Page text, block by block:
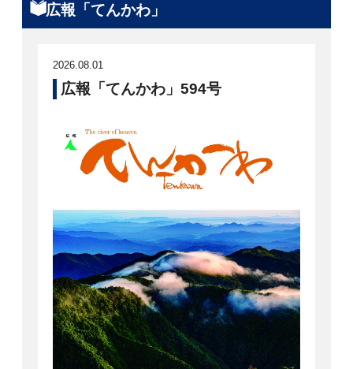
広報「てんかわ」
2026.08.01
広報「てんかわ」594号